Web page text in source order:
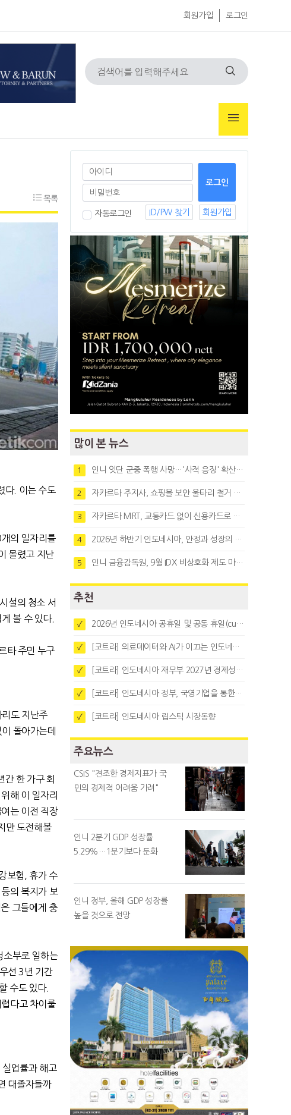
회원가입 로그인
목록
다. 이는 수도
개의 일자리를
몰렸고 지난
설의 청소 서
볼 수 있다.
타 주민 누구
도 지난주
돌아가는데
간 한 가구 회
해 이 일자리
는 이전 직장
만 도전해볼
보험
휴가 수
의 복지가 보
그들에게 충
소부로 일하는
선 3 년 기간
수도 있다.
다고 차이룰
업률과 해고
대졸자들까
자동로그인 ID/PW 찾기 회원가입
많이 본 뉴스
1 인니 잇단 군중 폭행 사망…'사적 응징' 확산에 법치 우려
2 자카르타 주지사, 쇼핑몰 보안 울타리 철거 요청…"치안 문제없다"
3 자카르타 MRT, 교통카드 없이 신용카드로 바로 탄다
4 2026년 하반기 인도네시아, 안정과 성장의 시험대
5 인니 금융감독원, 9월 IDX 비상호화 제도 마련…주식회사 전환 본격화
추천
✓ 2026년 인도네시아 공휴일 및 공동 휴일(cuti bersama)
✓ [코트라] 의료데이터와 AI가 이끄는 인도네시아 디지털 헬스케어 시장 트렌드
✓ [코트라] 인도네시아 재무부 2027년 경제성장 전망 및 목표 발표
✓ [코트라] 인도네시아 정부, 국영기업을 통한 석탄·팜유·합금철 수출 중앙집중화 추진
✓ [코트라] 인도네시아 립스틱 시장동향
주요뉴스
CSIS "견조한 경제지표가 국
민의 경제적 어려움 가려"
인니 2분기 GDP 성장률
5.29%…1분기보다 둔화
인니 정부, 올해 GDP 성장률
높을 것으로 전망